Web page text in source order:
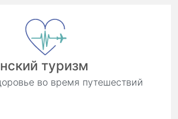
туризм
во время путешествий